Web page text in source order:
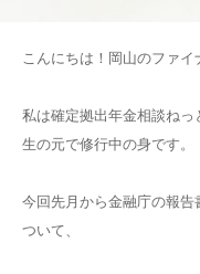
こんにちは！岡山のファイ
私は確定拠出年金相談ね
生の元で修行中の身です。
今回先月から金融庁の報
ついて、